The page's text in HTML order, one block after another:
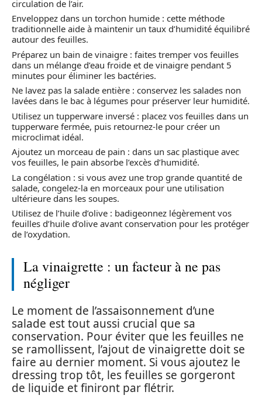
circulation de l’air.
Enveloppez dans un torchon humide : cette méthode
traditionnelle aide à maintenir un taux d’humidité équilibré
autour des feuilles.
Préparez un bain de vinaigre : faites tremper vos feuilles
dans un mélange d’eau froide et de vinaigre pendant 5
minutes pour éliminer les bactéries.
Ne lavez pas la salade entière : conservez les salades non
lavées dans le bac à légumes pour préserver leur humidité.
Utilisez un tupperware inversé : placez vos feuilles dans un
tupperware fermée, puis retournez-le pour créer un
microclimat idéal.
Ajoutez un morceau de pain : dans un sac plastique avec
vos feuilles, le pain absorbe l’excès d’humidité.
La congélation : si vous avez une trop grande quantité de
salade, congelez-la en morceaux pour une utilisation
ultérieure dans les soupes.
Utilisez de l’huile d’olive : badigeonnez légèrement vos
feuilles d’huile d’olive avant conservation pour les protéger
de l’oxydation.
La vinaigrette : un facteur à ne pas
négliger
Le moment de l’assaisonnement d’une
salade est tout aussi crucial que sa
conservation. Pour éviter que les feuilles ne
se ramollissent, l’ajout de vinaigrette doit se
faire au dernier moment. Si vous ajoutez le
dressing trop tôt, les feuilles se gorgeront
de liquide et finiront par flétrir.